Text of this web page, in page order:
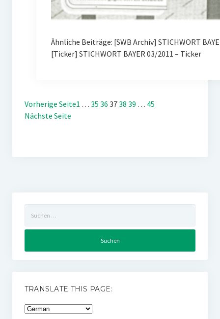
Ähnliche Beiträge: [SWB Archiv] STICHWORT
[Ticker] STICHWORT BAYER 03/2011 – Ticker
Vorherige Seite1 … 35 36 3738 39 … 45
Nächste Seite
nach:
TRANSLATE THIS PAGE: